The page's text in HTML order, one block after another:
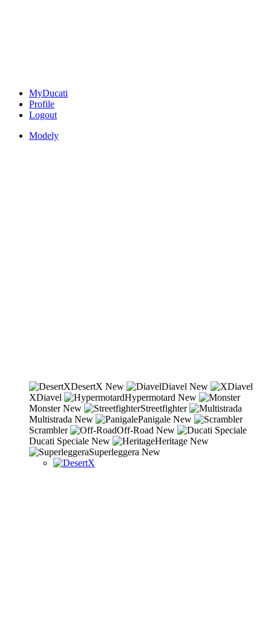
MyDucati
Profile
Logout
Modely
DesertX New Diavel New
XDiavel
Hypermotard New
MonsterNew
Streetfighter
Multistrada New Panigale New
Scrambler
Off-Road New
Ducati Speciale New Heritage New
Superleggera New